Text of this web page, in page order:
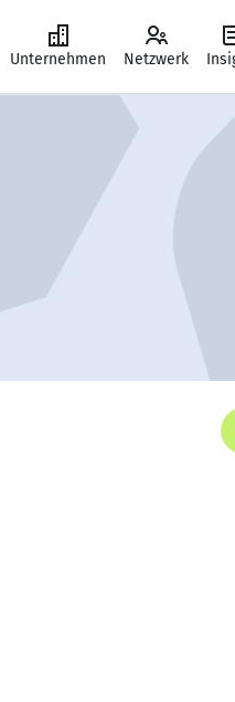
Unternehmen Netzwerk